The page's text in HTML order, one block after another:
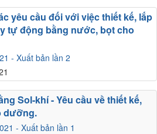
- Xuất bản lần 2
yêu cầu đối với việc thiết kế, lắp
tự động bằng nước, bọt cho
- Xuất bản lần 1
Sol-khí - Yêu cầu về thiết kế,
dưỡng.